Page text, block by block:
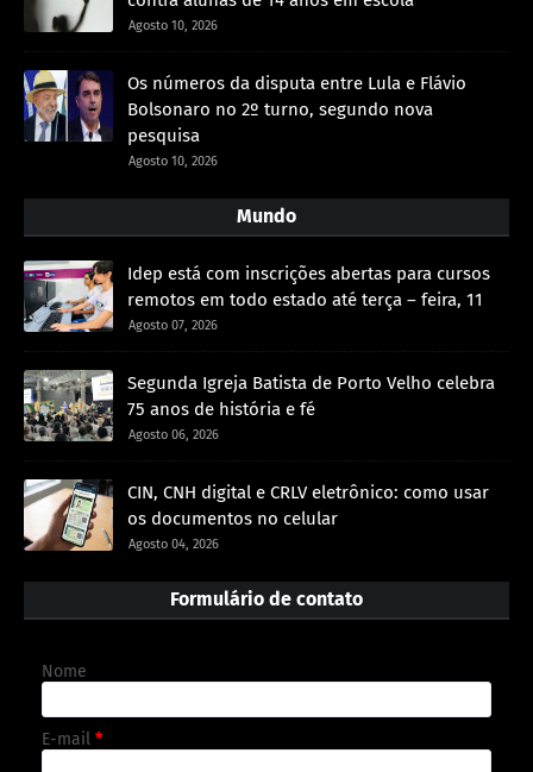
Agosto 10, 2026
Os números da disputa entre Lula e Flávio
Bolsonaro no 2º turno, segundo nova
pesquisa
Agosto 10, 2026
Mundo
Idep está com inscrições abertas para cursos
remotos em todo estado até terça – feira, 11
Agosto 07, 2026
Segunda Igreja Batista de Porto Velho celebra
75 anos de história e fé
Agosto 06, 2026
CIN, CNH digital e CRLV eletrônico: como usar
os documentos no celular
Agosto 04, 2026
Formulário de contato
Nome
E-mail *